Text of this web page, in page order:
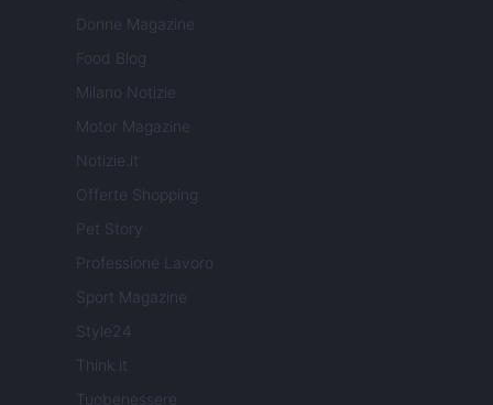
Donne Magazine
Food Blog
Milano Notizie
Motor Magazine
Notizie.it
Offerte Shopping
Pet Story
Professione Lavoro
Sport Magazine
Style24
Think.it
Tuobenessere